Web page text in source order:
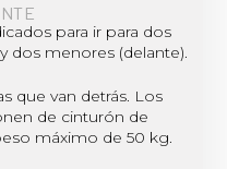
para ir para dos
dos menores (delante).
que van detrás. Los
de cinturón de
máximo de 50 kg.